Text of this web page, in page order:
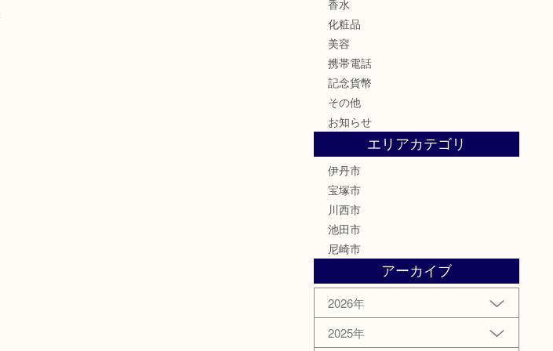
香水
化粧品
美容
携帯電話
記念貨幣
その他
お知らせ
エリアカテゴリ
伊丹市
宝塚市
川西市
池田市
尼崎市
アーカイブ
2026年
2025年